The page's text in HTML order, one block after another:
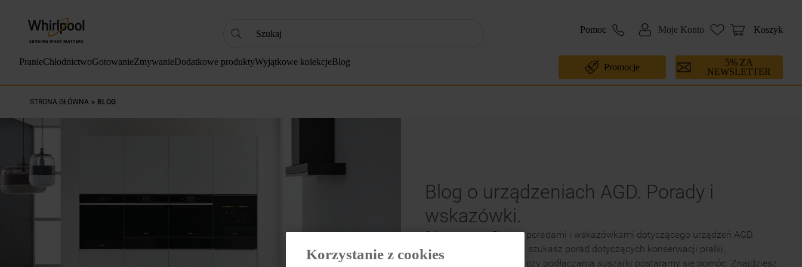
Pomoc Moje Konto Koszyk
PranieChłodnictwoGotowanieZmywanieDodatkowe produktyWyjątkowe kolekcjeBlog
Promocje
5% ZA
NEWSLETTER
STRONA GŁÓWNA BLOG
Blog o urządzeniach AGD. Porady i
wskazówki.
Odkryj naszego Bloga z poradami i wskazówkami dotyczącego urządzeń AGD.
Niezależnie od tego, czy szukasz porad dotyczących konserwacji pralki,
czyszczenia piekarnika, czy podłączania suszarki postaramy się pomóc. Znajdziesz
Korzystanie z cookies
płyta indukcyjna
7.